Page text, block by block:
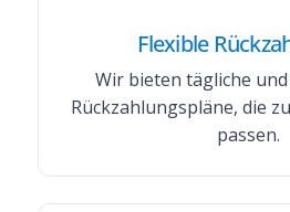
Flexible
Wir bieten tägliche
Rückzahlungspläne, die
passen.